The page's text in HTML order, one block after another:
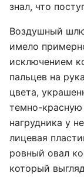
знал, что
Воздушный
имело
исключением
пальцев на
цвета,
темно-
нагрудника у
лицевая
ровный овал
который